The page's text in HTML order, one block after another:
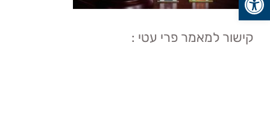
קישור למאמר פרי עטי :